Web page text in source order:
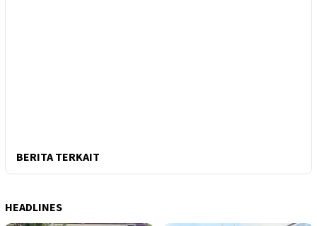
BERITA TERKAIT
HEADLINES